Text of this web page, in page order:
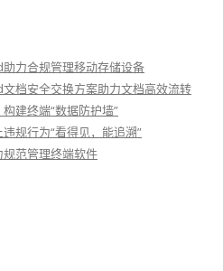
力合规管理移动存储设备
档安全交换方案助力文档高效流转
建终端“数据防护墙”
规行为“看得见，能追溯”
范管理终端软件